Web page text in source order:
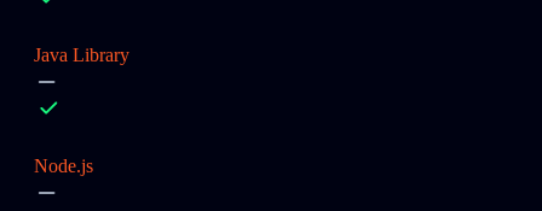
Java Library
Node.js